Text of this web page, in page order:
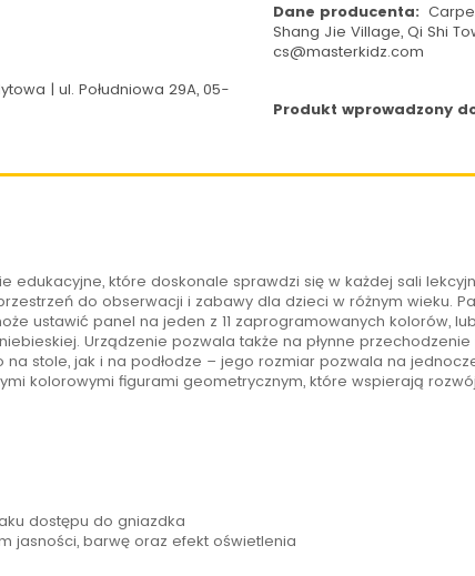
Dane producenta:
Shang Jie Village, Qi Shi
cs@masterkidz.com
| ul. Południowa 29A, 05-
Produkt wprowadzony
które doskonale sprawdzi się w każdej sali
do obserwacji i zabawy dla dzieci w różnym wieku.
ustawić panel na jeden z 11 zaprogramowanych kolorów,
Urządzenie pozwala także na płynne
stole, jak i na podłodze – jego rozmiar pozwala na
kolorowymi figurami geometrycznym, które wspierają
dostępu do gniazdka
jasności, barwę oraz efekt oświetlenia